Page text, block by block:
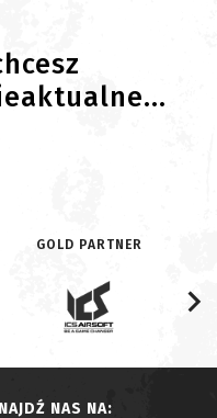
GOLD PARTNER
NAS NA: